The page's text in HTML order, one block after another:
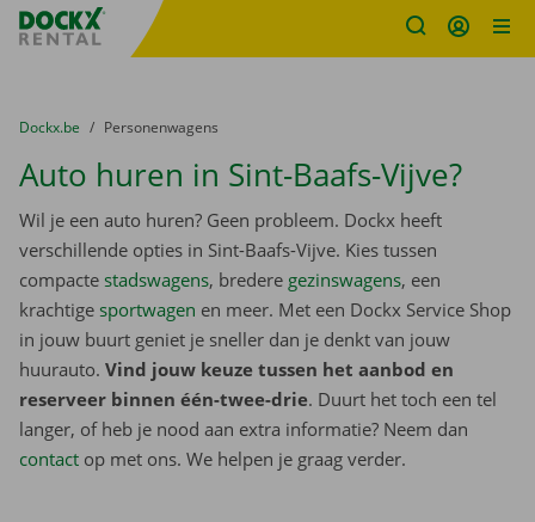
Fratello DEMO
U bevindt zich hier:
van
Dockx.be naar
Personenwagens
Auto huren in Sint-Baafs-Vijve?
Wil je een auto huren? Geen probleem. Dockx heeft
verschillende opties in Sint-Baafs-Vijve. Kies tussen
compacte stadswagens, bredere gezinswagens, een
krachtige sportwagen en meer. Met een Dockx Service Shop
in jouw buurt geniet je sneller dan je denkt van jouw
huurauto. Vind jouw keuze tussen het aanbod en
reserveer binnen één-twee-drie. Duurt het toch een tel
langer, of heb je nood aan extra informatie? Neem dan
contact op met ons. We helpen je graag verder.